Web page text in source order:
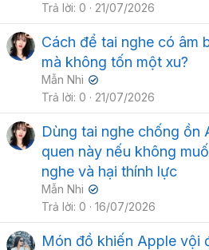
Trả lời 0 21/07/2026
Cách để tai nghe có âm
mà không tốn một xu?
Mẫn Nhi ✔
Trả lời 0 21/07/2026
Dùng tai nghe chống ồn
quen này nếu không
nghe và hại thính lực
Mẫn Nhi ✔
Trả lời 0 16/07/2026
Món đồ khiến Apple vội